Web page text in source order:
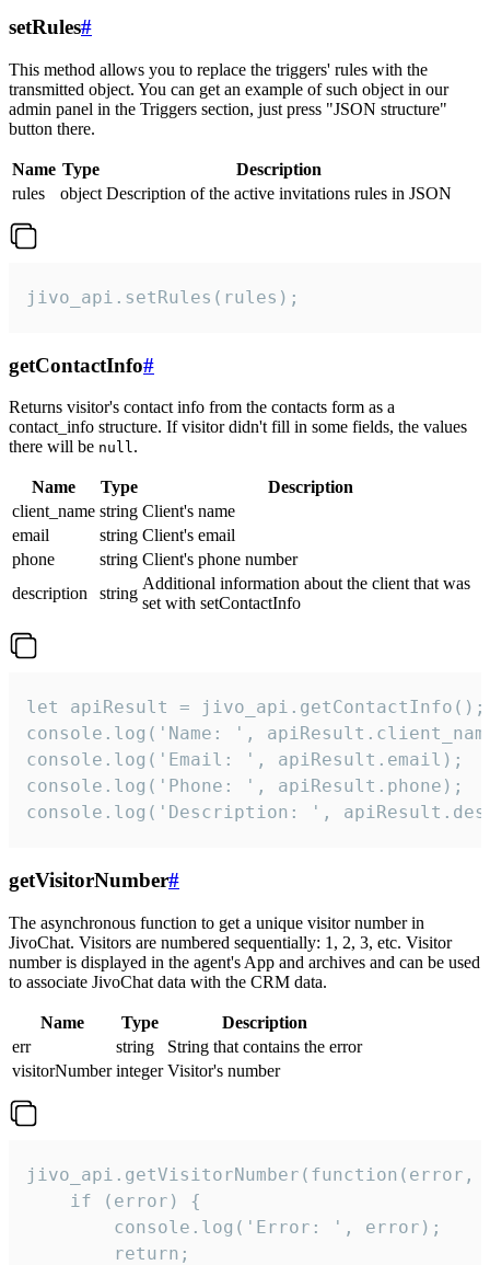
setRules#
This method allows you to replace the triggers' rules with the
transmitted object. You can get an example of such object in our
admin panel in the Triggers section, just press "JSON structure"
button there.
Name Type
Description
rules
object Description of the active invitations rules in JSON
jivo_api.setRules(rules);
getContactInfo#
Returns visitor's contact info from the contacts form as a
contact_info structure. If visitor didn't fill in some fields, the values
there will be null.
Name Type
Description
client_name string Client's name
email
string Client's email
phone
string Client's phone number
description
string
Additional information about the client that was
set with setContactInfo
let apiResult = jivo_api.getContactInfo();
console.log('Name: ',
console.log('Email: ', apiResult.email);
console.log('Phone: ', apiResult.phone);
console.log('Description: ',
getVisitorNumber#
The asynchronous function to get a unique visitor number in
JivoChat. Visitors are numbered sequentially: 1, 2, 3, etc. Visitor
number is displayed in the agent's App and archives and can be used
to associate JivoChat data with the CRM data.
Name Type
Description
err
string
String that contains the error
visitorNumber integer Visitor's number
jivo_api.getVisitorNumber(function(error,
    if (error) {
        console.log('Error: ', error);
        return;